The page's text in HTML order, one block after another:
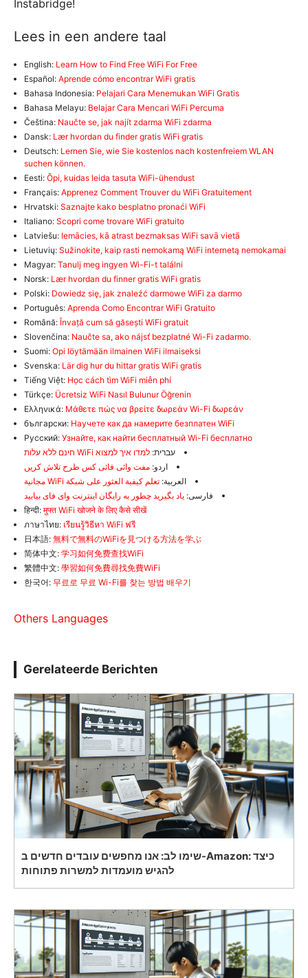
Instabridge!
Lees in een andere taal
English: Learn How to Find Free WiFi For Free
Español: Aprende cómo encontrar WiFi gratis
Bahasa Indonesia: Pelajari Cara Menemukan WiFi Gratis
Bahasa Melayu: Belajar Cara Mencari WiFi Percuma
Čeština: Naučte se, jak najít zdarma WiFi zdarma
Dansk: Lær hvordan du finder gratis WiFi gratis
Deutsch: Lernen Sie, wie Sie kostenlos nach kostenfreiem WLAN
suchen können.
Eesti: Õpi, kuidas leida tasuta WiFi-ühendust
Français: Apprenez Comment Trouver du WiFi Gratuitement
Hrvatski: Saznajte kako besplatno pronaći WiFi
Italiano: Scopri come trovare WiFi gratuito
Latviešu: Iemācies, kā atrast bezmaksas WiFi savā vietā
Lietuvių: Sužinokite, kaip rasti nemokamą WiFi internetą nemokamai
Magyar: Tanulj meg ingyen Wi-Fi-t találni
Norsk: Lær hvordan du finner gratis WiFi gratis
Polski: Dowiedz się, jak znaleźć darmowe WiFi za darmo
Português: Aprenda Como Encontrar WiFi Gratuito
Română: Învață cum să găsești WiFi gratuit
Slovenčina: Naučte sa, ako nájsť bezplatné Wi-Fi zadarmo.
Suomi: Opi löytämään ilmainen WiFi ilmaiseksi
Svenska: Lär dig hur du hittar gratis WiFi gratis
Tiếng Việt: Học cách tìm WiFi miễn phí
Türkçe: Ücretsiz WiFi Nasıl Bulunur Öğrenin
Ελληνικά: Μάθετε πώς να βρείτε δωρεάν Wi-Fi δωρεάν
български: Научете как да намерите безплатен WiFi
Русский: Узнайте, как найти бесплатный Wi-Fi бесплатно
עברית: למדו איך למצוא WiFi חינם ללא עלות
اردو: مفت وائی فائی کس طرح تلاش کریں
العربية: تعلم كيفية العثور على شبكة WiFi مجانية
فارسی: یاد بگیرید چطور به رایگان اینترنت وای فای بیابید
हिन्दी: मुफ्त WiFi खोजने के लिए कैसे सीखें
ภาษาไทย: เรียนรู้วิธีหา WiFi ฟรี
日本語: 無料で無料のWiFiを見つける方法を学ぶ
简体中文: 学习如何免费查找WiFi
繁體中文: 學習如何免費尋找免費WiFi
한국어: 무료로 무료 Wi-Fi를 찾는 방법 배우기
Others Languages
Gerelateerde Berichten
שימו לב: אנו מחפשים עובדים חדשים ב-Amazon: כיצד
להגיש מועמדות למשרות פתוחות